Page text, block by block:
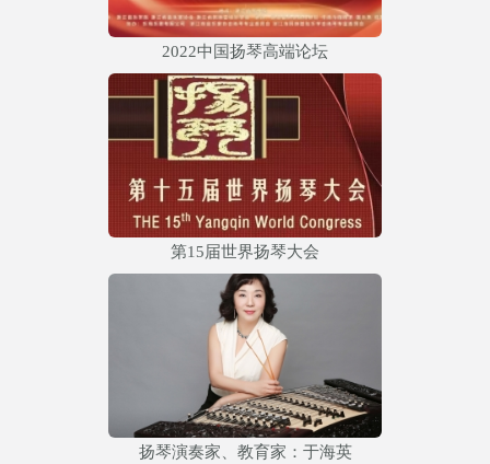
2022中国扬琴高端论坛
第15届世界扬琴大会
扬琴演奏家、教育家：于海英